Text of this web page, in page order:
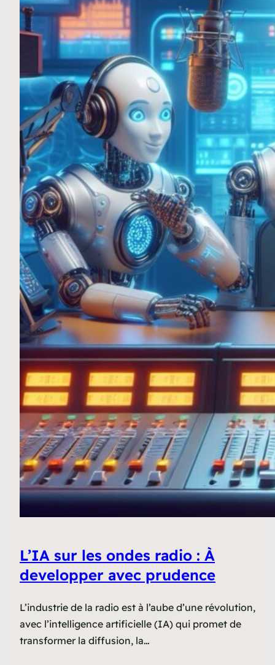
L’IA sur les ondes radio : À
developper avec prudence
L’industrie de la radio est à l’aube d’une révolution,
avec l’intelligence artificielle (IA) qui promet de
transformer la diffusion, la…